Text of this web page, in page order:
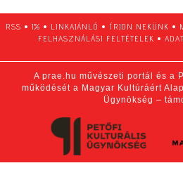
RSS • 1% • LINKAJÁNLÓ • ÍRJON NEKÜNK •
FELHASZNÁLÁSI FELTÉTELEK •
A prae.hu művészeti portál és a
működését a Magyar Kultúráért
Ügynökség –